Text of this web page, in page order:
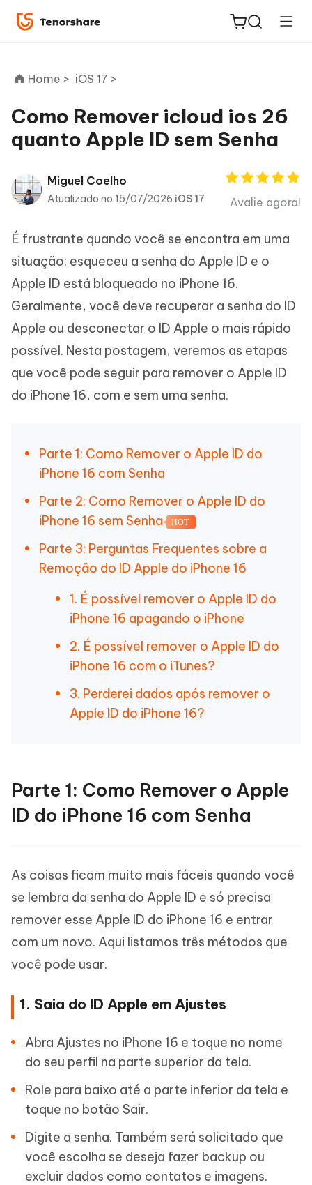
ReiBoot
PDNob
Editor
iAnyGo
Home > iOS 17 >
Como Remover icloud ios 26
quanto Apple ID sem Senha
Miguel Coelho
Atualizado no 15/07/2026 iOS 17 Avalie agora!
É frustrante quando você se encontra em uma
situação: esqueceu a senha do Apple ID e o
Apple ID está bloqueado no iPhone 16.
Geralmente, você deve recuperar a senha do ID
Apple ou desconectar o ID Apple o mais rápido
possível. Nesta postagem, veremos as etapas
que você pode seguir para remover o Apple ID
do iPhone 16, com e sem uma senha.
Parte 1: Como Remover o Apple ID do
iPhone 16 com Senha
Parte 2: Como Remover o Apple ID do
iPhone 16 sem Senha
HOT
Parte 3: Perguntas Frequentes sobre a
Remoção do ID Apple do iPhone 16
1. É possível remover o Apple ID do
iPhone 16 apagando o iPhone
2. É possível remover o Apple ID do
iPhone 16 com o iTunes?
3. Perderei dados após remover o
Apple ID do iPhone 16?
Parte 1: Como Remover o Apple
ID do iPhone 16 com Senha
As coisas ficam muito mais fáceis quando você
se lembra da senha do Apple ID e só precisa
remover esse Apple ID do iPhone 16 e entrar
com um novo. Aqui listamos três métodos que
você pode usar.
1. Saia do ID Apple em Ajustes
Abra Ajustes no iPhone 16 e toque no nome
do seu perfil na parte superior da tela.
Role para baixo até a parte inferior da tela e
toque no botão Sair.
Digite a senha. Também será solicitado que
você escolha se deseja fazer backup ou
excluir dados como contatos e imagens.